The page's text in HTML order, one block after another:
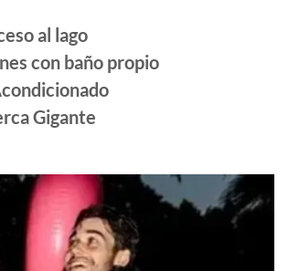
al lago
con baño propio
Gigante